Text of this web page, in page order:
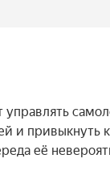
и привыкнуть к
её